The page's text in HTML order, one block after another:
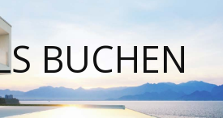
BUCHEN